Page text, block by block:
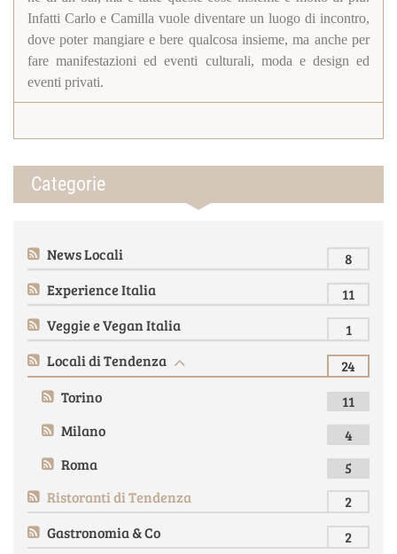
Infatti Carlo e Camilla vuole diventare un luogo di incontro,
dove poter mangiare e bere qualcosa insieme, ma anche per
fare manifestazioni ed eventi culturali, moda e design ed
eventi privati.
Categorie
News Locali
8
Experience Italia
11
Veggie e Vegan Italia
1
Locali di Tendenza
24
Torino
11
Milano
4
Roma
5
Ristoranti di Tendenza
2
Gastronomia & Co
2